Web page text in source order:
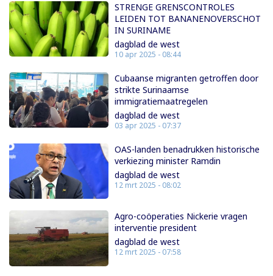
STRENGE GRENSCONTROLES
LEIDEN TOT BANANENOVERSCHOT
IN SURINAME
dagblad de west
10 apr 2025 - 08:44
Cubaanse migranten getroffen door
strikte Surinaamse
immigratiemaatregelen
dagblad de west
03 apr 2025 - 07:37
OAS-landen benadrukken historische
verkiezing minister Ramdin
dagblad de west
12 mrt 2025 - 08:02
Agro-coöperaties Nickerie vragen
interventie president
dagblad de west
12 mrt 2025 - 07:58